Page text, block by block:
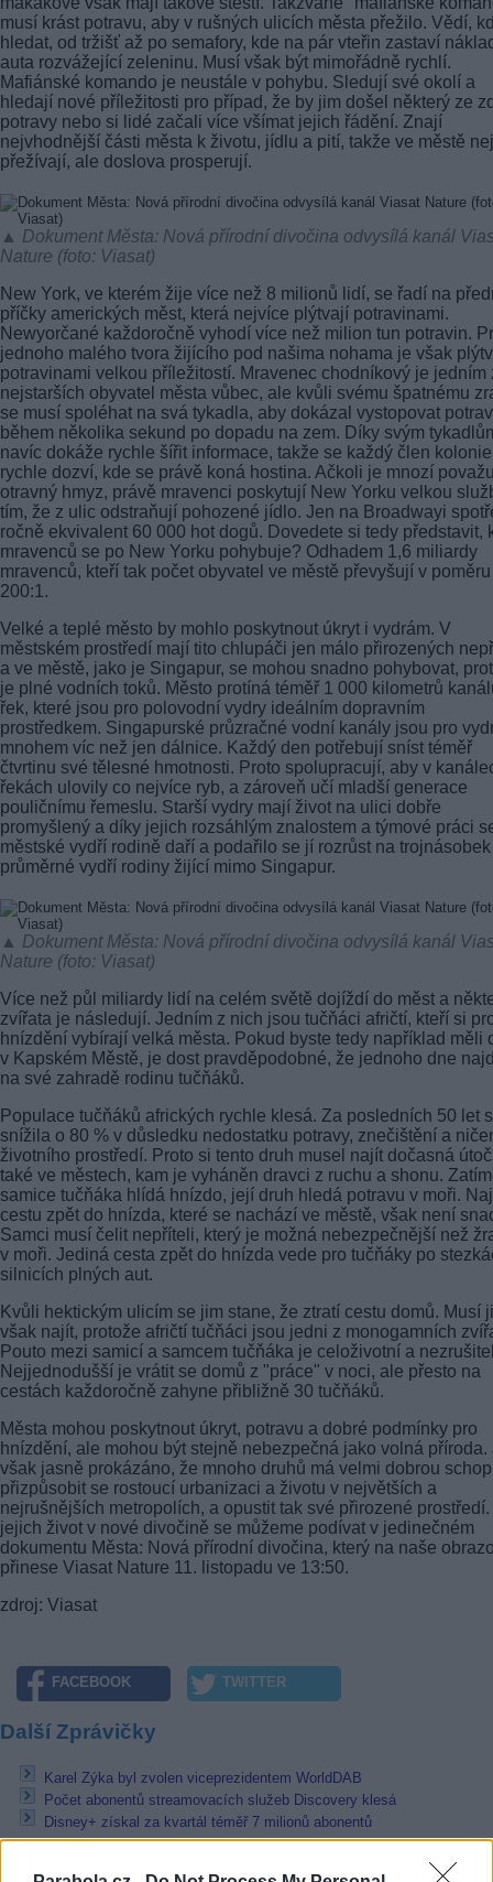
musí krást potravu, aby v rušných ulicích města přežilo. Vědí,
hledat, od tržišť až po semafory, kde na pár vteřin zastaví
auta rozvážející zeleninu. Musí však být mimořádně rychlí.
Mafiánské komando je neustále v pohybu. Sledují své okolí a
hledají nové příležitosti pro případ, že by jim došel některý ze
potravy nebo si lidé začali více všímat jejich řádění. Znají
nejvhodnější části města k životu, jídlu a pití, takže ve městě
přežívají, ale doslova prosperují.
▲ Dokument Města: Nová přírodní divočina odvysílá kanál
Nature (foto: Viasat)
New York, ve kterém žije více než 8 milionů lidí, se řadí na
příčky amerických měst, která nejvíce plýtvají potravinami.
Newyorčané každoročně vyhodí více než milion tun potravin.
jednoho malého tvora žijícího pod našima nohama je však
potravinami velkou příležitostí. Mravenec chodníkový je jedním
nejstarších obyvatel města vůbec, ale kvůli svému špatnému
se musí spoléhat na svá tykadla, aby dokázal vystopovat
během několika sekund po dopadu na zem. Díky svým
navíc dokáže rychle šířit informace, takže se každý člen kolonie
rychle dozví, kde se právě koná hostina. Ačkoli je mnozí
otravný hmyz, právě mravenci poskytují New Yorku velkou
tím, že z ulic odstraňují pohozené jídlo. Jen na Broadwayi
ročně ekvivalent 60 000 hot dogů. Dovedete si tedy představit,
mravenců se po New Yorku pohybuje? Odhadem 1,6 miliardy
mravenců, kteří tak počet obyvatel ve městě převyšují v poměru
200:1.
Velké a teplé město by mohlo poskytnout úkryt i vydrám. V
městském prostředí mají tito chlupáči jen málo přirozených
a ve městě, jako je Singapur, se mohou snadno pohybovat,
je plné vodních toků. Město protíná téměř 1 000 kilometrů
řek, které jsou pro polovodní vydry ideálním dopravním
prostředkem. Singapurské průzračné vodní kanály jsou pro
mnohem víc než jen dálnice. Každý den potřebují sníst téměř
čtvrtinu své tělesné hmotnosti. Proto spolupracují, aby v
řekách ulovily co nejvíce ryb, a zároveň učí mladší generace
pouličnímu řemeslu. Starší vydry mají život na ulici dobře
promyšlený a díky jejich rozsáhlým znalostem a týmové práci
městské vydří rodině daří a podařilo se jí rozrůst na trojnásobek
průměrné vydří rodiny žijící mimo Singapur.
▲ Dokument Města: Nová přírodní divočina odvysílá kanál
Nature (foto: Viasat)
Více než půl miliardy lidí na celém světě dojíždí do měst a
zvířata je následují. Jedním z nich jsou tučňáci afričtí, kteří si
hnízdění vybírají velká města. Pokud byste tedy například měli
v Kapském Městě, je dost pravděpodobné, že jednoho dne
na své zahradě rodinu tučňáků.
Populace tučňáků afrických rychle klesá. Za posledních 50 let
snížila o 80 % v důsledku nedostatku potravy, znečištění a
životního prostředí. Proto si tento druh musel najít dočasná
také ve městech, kam je vyháněn dravci z ruchu a shonu.
samice tučňáka hlídá hnízdo, její druh hledá potravu v moři.
cestu zpět do hnízda, které se nachází ve městě, však není
Samci musí čelit nepříteli, který je možná nebezpečnější než
v moři. Jediná cesta zpět do hnízda vede pro tučňáky po
silnicích plných aut.
Kvůli hektickým ulicím se jim stane, že ztratí cestu domů. Musí ji
však najít, protože afričtí tučňáci jsou jedni z monogamních
Pouto mezi samicí a samcem tučňáka je celoživotní a
Nejjednodušší je vrátit se domů z "práce" v noci, ale přesto na
cestách každoročně zahyne přibližně 30 tučňáků.
Města mohou poskytnout úkryt, potravu a dobré podmínky pro
hnízdění, ale mohou být stejně nebezpečná jako volná příroda.
však jasně prokázáno, že mnoho druhů má velmi dobrou
přizpůsobit se rostoucí urbanizaci a životu v největších a
nejrušnějších metropolích, a opustit tak své přirozené
jejich život v nové divočině se můžeme podívat v jedinečném
dokumentu Města: Nová přírodní divočina, který na naše
přinese Viasat Nature 11. listopadu ve 13:50.
zdroj: Viasat
FACEBOOK TWITTER
Další Zprávičky
Karel Zýka byl zvolen viceprezidentem WorldDAB
Počet abonentů streamovacích služeb Discovery klesá
Disney+ získal za kvartál téměř 7 milionů abonentů